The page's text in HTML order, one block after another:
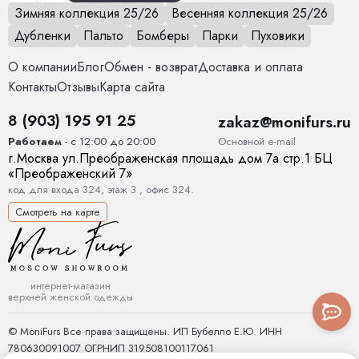
Зимняя коллекция 25/26
Весенняя коллекция 25/26
Дубленки
Пальто Бомберы Парки
Пуховики
О компанииБлогОбмен - возвратДоставка и оплата
КонтактыОтзывыКарта сайта
8 (903) 195 91 25
Работаем - с 12:00 до 20:00
zakaz@monifurs.ru
Основной е-mail
г.Москва ул.Преображенская площадь дом 7а стр.1 БЦ
«Преображенский 7»
код для входа 324, этаж 3 , офис 324.
Смотреть на карте
интернет-магазин
верхней женской одежды
© MoniFurs Все права защищены. ИП Бубелло Е.Ю. ИНН
780630091007 ОГРНИП 319508100117061